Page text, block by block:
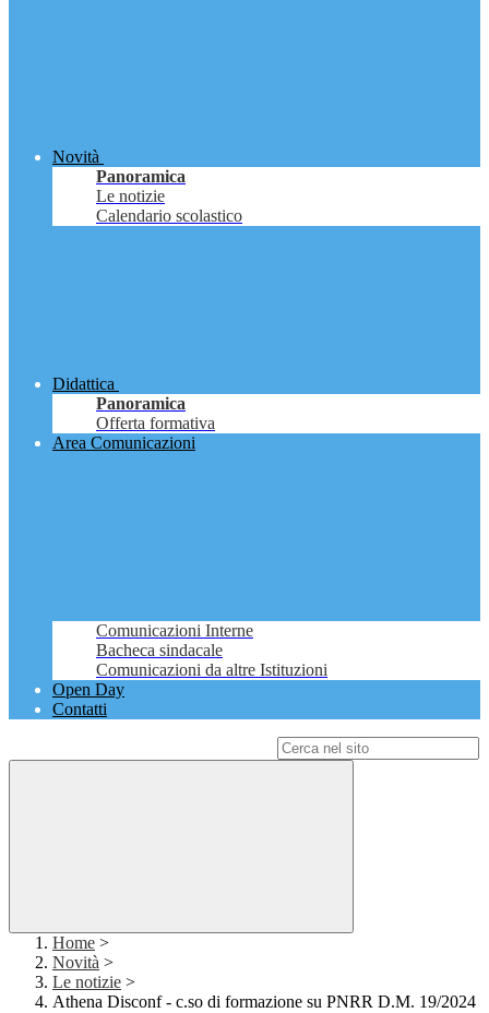
Novità
Panoramica
Le notizie
Calendario scolastico
Didattica
Panoramica
Offerta formativa
Area Comunicazioni
Comunicazioni Interne
Bacheca sindacale
Comunicazioni da altre Istituzioni
Open Day
Contatti
Home >
Novità >
Le notizie >
Athena Disconf - c.so di formazione su PNRR D.M. 19/2024